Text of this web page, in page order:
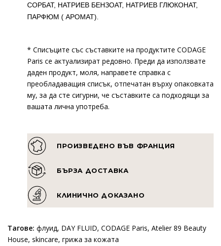
СОРБАТ, НАТРИЕВ БЕНЗОАТ, НАТРИЕВ ГЛЮКОНАТ,
ПАРФЮМ ( АРОМАТ).
* Списъците със съставките на продуктите CODAGE
Paris се актуализират редовно. Преди да използвате
даден продукт, моля, направете справка с
преобладаващия списък, отпечатан върху опаковката
му, за да сте сигурни, че съставките са подходящи за
вашата лична употреба.
ПРОИЗВЕДЕНО ВЪВ ФРАНЦИЯ
БЪРЗА ДОСТАВКА
КЛИНИЧНО ДОКАЗАНО
Тагове: флуид, DAY FLUID, CODAGE Paris, Atelier 89 Beauty
House, skincare, грижа за кожата